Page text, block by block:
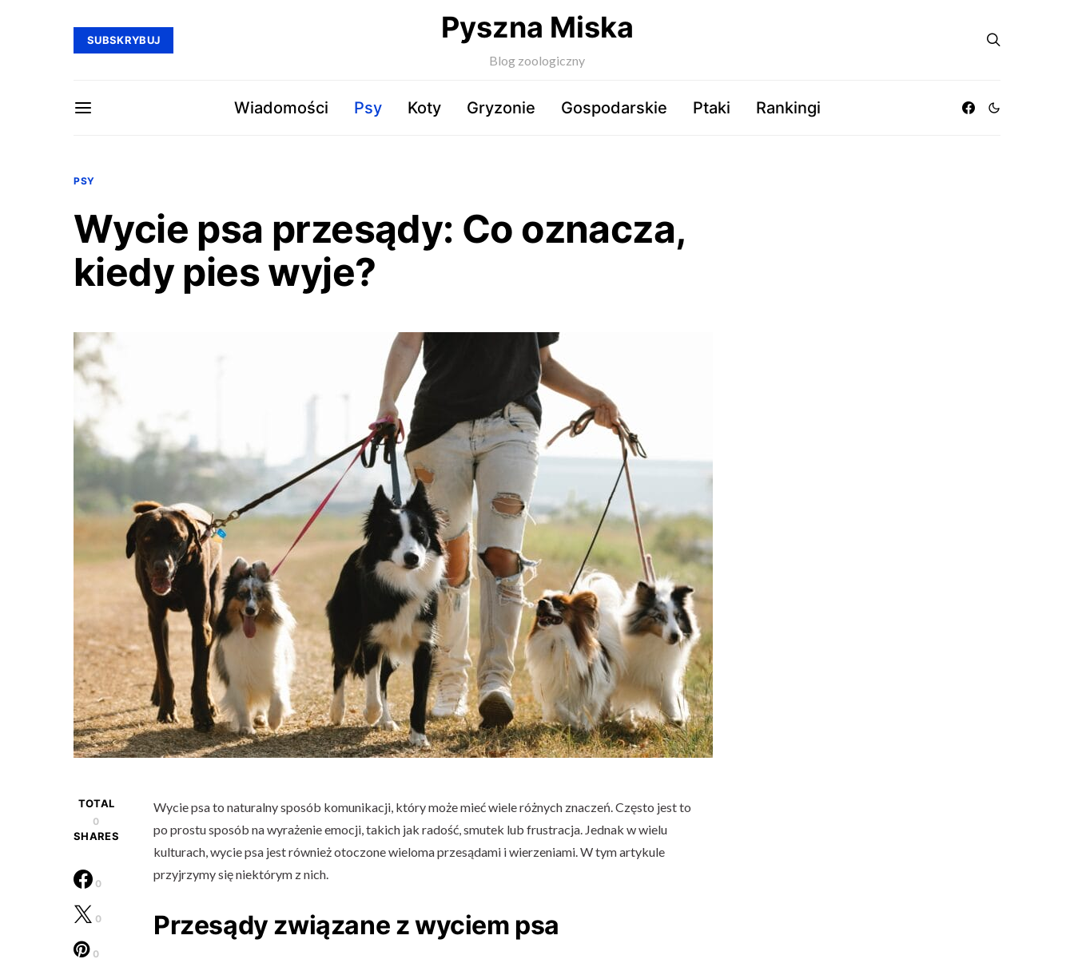
SUBSKRYBUJ Pyszna Miska
Blog zoologiczny
Wiadomości Psy Koty Gryzonie Gospodarskie Ptaki Rankingi
PSY
Wycie psa przesądy: Co oznacza,
kiedy pies wyje?
TOTAL
0
SHARES
0
0
0
Wycie psa to naturalny sposób komunikacji, który może mieć wiele różnych znaczeń. Często jest to
po prostu sposób na wyrażenie emocji, takich jak radość, smutek lub frustracja. Jednak w wielu
kulturach, wycie psa jest również otoczone wieloma przesądami i wierzeniami. W tym artykule
przyjrzymy się niektórym z nich.
Przesądy związane z wyciem psa